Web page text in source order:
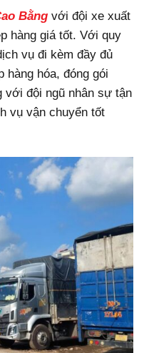
Bằng với đội xe xuất
hàng giá tốt. Với quy
vụ đi kèm đầy đủ
hàng hóa, đóng gói
với đội ngũ nhân sự tận
vụ vận chuyển tốt